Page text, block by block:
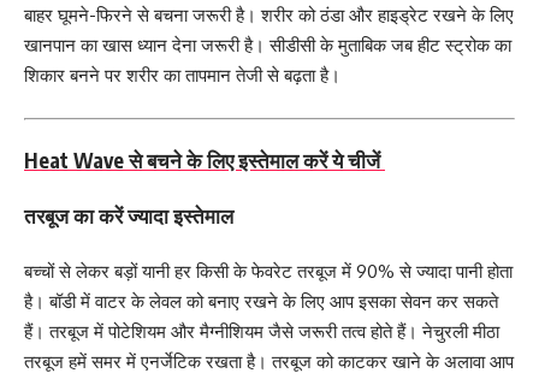
बाहर घूमने-फिरने से बचना जरूरी है। शरीर को ठंडा और हाइड्रेट रखने के लिए
खानपान का खास ध्यान देना जरूरी है। सीडीसी के मुताबिक जब हीट स्ट्रोक का
शिकार बनने पर शरीर का तापमान तेजी से बढ़ता है।
Heat Wave से बचने के लिए इस्तेमाल करें ये चीजें
तरबूज का करें ज्यादा इस्तेमाल
बच्चों से लेकर बड़ों यानी हर किसी के फेवरेट तरबूज में 90% से ज्यादा पानी होता
है। बॉडी में वाटर के लेवल को बनाए रखने के लिए आप इसका सेवन कर सकते
हैं। तरबूज में पोटेशियम और मैग्नीशियम जैसे जरूरी तत्व होते हैं। नेचुरली मीठा
तरबूज हमें समर में एनर्जेटिक रखता है। तरबूज को काटकर खाने के अलावा आप